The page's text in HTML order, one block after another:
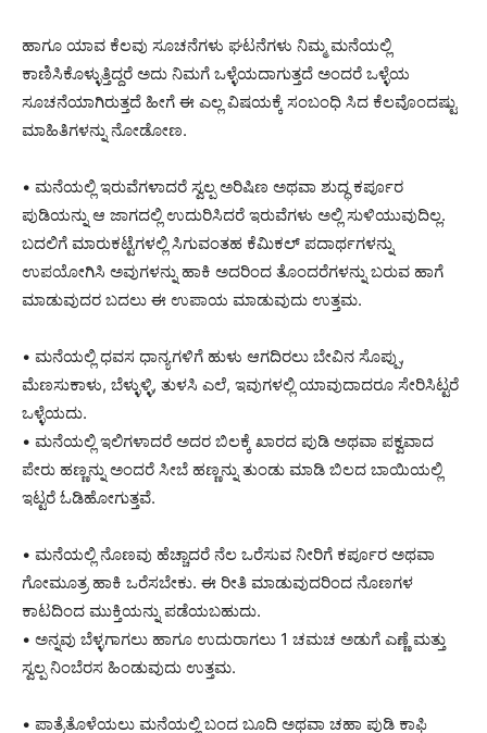
ಹಾಗೂ ಯಾವ ಕೆಲವು ಸೂಚನೆಗಳು ಘಟನೆಗಳು ನಿಮ್ಮ ಮನೆಯಲ್ಲಿ
ಕಾಣಿಸಿಕೊಳ್ಳುತ್ತಿದ್ದರೆ ಅದು ನಿಮಗೆ ಒಳ್ಳೆಯದಾಗುತ್ತದೆ ಅಂದರೆ ಒಳ್ಳೆಯ
ಸೂಚನೆಯಾಗಿರುತ್ತದೆ ಹೀಗೆ ಈ ಎಲ್ಲ ವಿಷಯಕ್ಕೆ ಸಂಬಂಧಿ ಸಿದ ಕೆಲವೊಂದಷ್ಟು
ಮಾಹಿತಿಗಳನ್ನು ನೋಡೋಣ.
• ಮನೆಯಲ್ಲಿ ಇರುವೆಗಳಾದರೆ ಸ್ವಲ್ಪ ಅರಿಷಿಣ ಅಥವಾ ಶುದ್ಧ ಕರ್ಪೂರ
ಪುಡಿಯನ್ನು ಆ ಜಾಗದಲ್ಲಿ ಉದುರಿಸಿದರೆ ಇರುವೆಗಳು ಅಲ್ಲಿ ಸುಳಿಯುವುದಿಲ್ಲ.
ಬದಲಿಗೆ ಮಾರುಕಟ್ಟೆಗಳಲ್ಲಿ ಸಿಗುವಂತಹ ಕೆಮಿಕಲ್ ಪದಾರ್ಥಗಳನ್ನು
ಉಪಯೋಗಿಸಿ ಅವುಗಳನ್ನು ಹಾಕಿ ಅದರಿಂದ ತೊಂದರೆಗಳನ್ನು ಬರುವ ಹಾಗೆ
ಮಾಡುವುದರ ಬದಲು ಈ ಉಪಾಯ ಮಾಡುವುದು ಉತ್ತಮ.
• ಮನೆಯಲ್ಲಿ ಧವಸ ಧಾನ್ಯಗಳಿಗೆ ಹುಳು ಆಗದಿರಲು ಬೇವಿನ ಸೊಪ್ಪು,
ಮೆಣಸುಕಾಳು, ಬೆಳ್ಳುಳ್ಳಿ, ತುಳಸಿ ಎಲೆ, ಇವುಗಳಲ್ಲಿ ಯಾವುದಾದರೂ ಸೇರಿಸಿಟ್ಟರೆ
ಒಳ್ಳೆಯದು.
• ಮನೆಯಲ್ಲಿ ಇಲಿಗಳಾದರೆ ಅದರ ಬಿಲಕ್ಕೆ ಖಾರದ ಪುಡಿ ಅಥವಾ ಪಕ್ವವಾದ
ಪೇರು ಹಣ್ಣನ್ನು ಅಂದರೆ ಸೀಬೆ ಹಣ್ಣನ್ನು ತುಂಡು ಮಾಡಿ ಬಿಲದ ಬಾಯಿಯಲ್ಲಿ
ಇಟ್ಟರೆ ಓಡಿಹೋಗುತ್ತವೆ.
• ಮನೆಯಲ್ಲಿ ನೊಣವು ಹೆಚ್ಚಾದರೆ ನೆಲ ಒರೆಸುವ ನೀರಿಗೆ ಕರ್ಪೂರ ಅಥವಾ
ಗೋಮೂತ್ರ ಹಾಕಿ ಒರೆಸಬೇಕು. ಈ ರೀತಿ ಮಾಡುವುದರಿಂದ ನೊಣಗಳ
ಕಾಟದಿಂದ ಮುಕ್ತಿಯನ್ನು ಪಡೆಯಬಹುದು.
• ಅನ್ನವು ಬೆಳ್ಳಗಾಗಲು ಹಾಗೂ ಉದುರಾಗಲು 1 ಚಮಚ ಅಡುಗೆ ಎಣ್ಣೆ ಮತ್ತು
ಸ್ವಲ್ಪ ನಿಂಬೆರಸ ಹಿಂಡುವುದು ಉತ್ತಮ.
• ಪಾತ್ರೆತೊಳೆಯಲು ಮನೆಯಲ್ಲಿ ಬಂದ ಬೂದಿ ಅಥವಾ ಚಹಾ ಪುಡಿ ಕಾಫಿ